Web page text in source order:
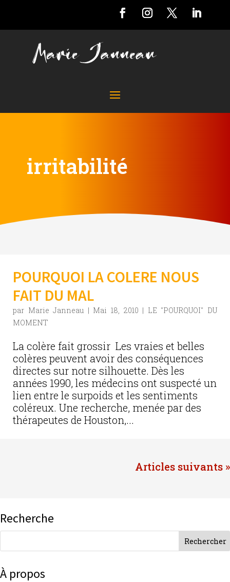
irritabilité
POURQUOI LA COLERE NOUS
FAIT DU MAL
par Marie Janneau | Mai 18, 2010 | LE "POURQUOI" DU
MOMENT
La colère fait grossir Les vraies et belles
colères peuvent avoir des conséquences
directes sur notre silhouette. Dès les
années 1990, les médecins ont suspecté un
lien entre le surpoids et les sentiments
coléreux. Une recherche, menée par des
thérapeutes de Houston,...
Entrées suivantes »
Recherche
À propos